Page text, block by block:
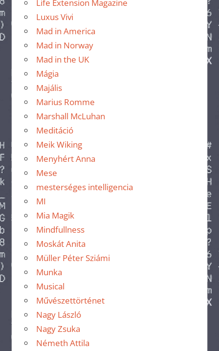
Life Extension Magazine
Luxus Vivi
Mad in America
Mad in Norway
Mad in the UK
Mágia
Majális
Marius Romme
Marshall McLuhan
Meditáció
Meik Wiking
Menyhért Anna
Mese
mesterséges intelligencia
MI
Mia Magik
Mindfullness
Moskát Anita
Müller Péter Sziámi
Munka
Musical
Művészettörténet
Nagy László
Nagy Zsuka
Németh Attila